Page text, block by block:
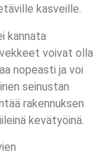
kasveille.
kannata
voivat olla
nopeasti ja voi
seinustan
rakennuksen
kevätyöinä.